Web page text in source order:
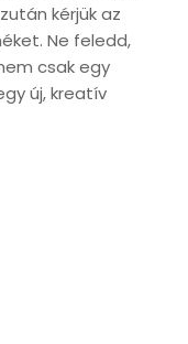
kérjük az
Ne feledd,
csak egy
új, kreatív